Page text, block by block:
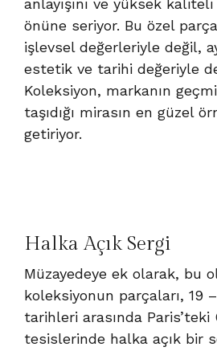
anlayışını ve yüksek
önüne seriyor. Bu özel
işlevsel değerleriyle değil,
estetik ve tarihi değeriyle
Koleksiyon, markanın
taşıdığı mirasın en güzel
getiriyor.
Halka Açık Sergi
Müzayedeye ek olarak, bu
koleksiyonun parçaları, 19
tarihleri arasında Paris’teki
tesislerinde halka açık bir